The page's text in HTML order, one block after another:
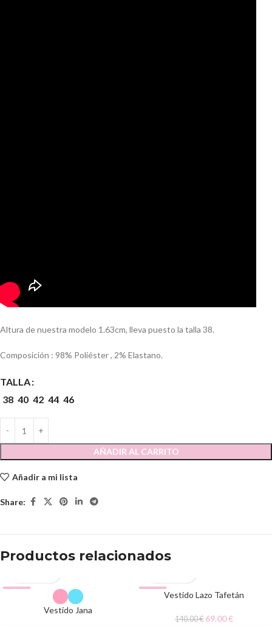
Altura de nuestra modelo 1.63cm, lleva puesto la talla 38.
Composición : 98% Poliéster , 2% Elastano.
TALLA
38 40 42 44 46
AÑADIR AL CARRITO
Añadir a mi lista
Share:
Productos relacionados
Vestido Jana
Vestido Lazo Tafetán
140.00€ 69.00€